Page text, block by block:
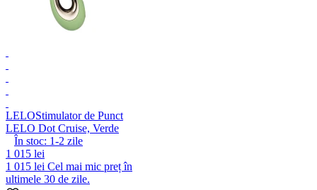
LELOStimulator de Punct
LELO Dot Cruise, Verde
În stoc: 1-2 zile
1 015 lei
1 015 lei Cel mai mic preț în
ultimele 30 de zile.